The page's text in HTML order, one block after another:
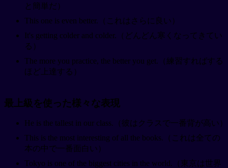
と簡単だ）
This one is even better.（これはさらに良い）
It's getting colder and colder.（どんどん寒くなってきてい
る）
The more you practice, the better you get.（練習すればする
ほど上達する）
最上級を使った様々な表現
He is the tallest in our class.（彼はクラスで一番背が高い）
This is the most interesting of all the books.（これは全ての
本の中で一番面白い）
Tokyo is one of the biggest cities in the world.（東京は世界